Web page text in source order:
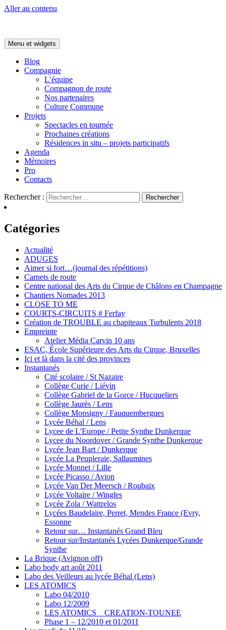
Aller au contenu
Menu et widgets
Blog
Compagnie
L’équipe
Compagnon de route
Nos partenaires
Culture Commune
Projets
Spectacles en tournée
Prochaines créations
Résidences in situ – projets participatifs
Agenda
Mémoires
Pro
Contacts
Rechercher :
Catégories
Actualité
ADUGES
Aimer si fort…(journal des répétitions)
Carnets de route
Centre national des Arts du Cirque de Châlons en Champagne
Chantiers Nomades 2013
CLOSE TO ME
COURTS-CIRCUITS # Ferfay
Création de TROUBLE au chapiteaux Turbulents 2018
Empreinte
Atelier Média Carvin 10 ans
ESAC, École Supérieure des Arts du Cirque, Bruxelles
Ici et là dans la cité des provinces
Instantanés
Cité scolaire / St Nazaire
Collège Curie / Liévin
Collège Gabriel de la Gorce / Hucqueliers
Collège Jaurès / Lens
Collège Monsigny / Fauquembergues
Lycée Béhal / Lens
Lycee de L'Europe / Petite Synthe Dunkerque
Lycee du Noordover / Grande Synthe Dunkerque
Lycée Jean Bart / Dunkerque
Lycée La Peupleraie, Sallaumines
Lycée Monnet / Lille
Lycée Picasso / Avion
Lycée Van Der Meersch / Roubaix
Lycée Voltaire / Wingles
Lycée Zola / Wattrelos
Lycées Baudelaire, Perret, Mendes France (Evry,
Essonne
Retour sur… Instantanés Grand Bleu
Retour sur/Instantanés Lycées Dunkerque/Grande
Synthe
La Brique (Avignon off)
Labo body art août 2011
Labo des Veilleurs au lycée Béhal (Lens)
LES ATOMICS
Labo 04/2010
Labo 12/2009
LES ATOMICS _ CREATION-TOUNEE
Phase 1 – 12/2010 et 01/2011